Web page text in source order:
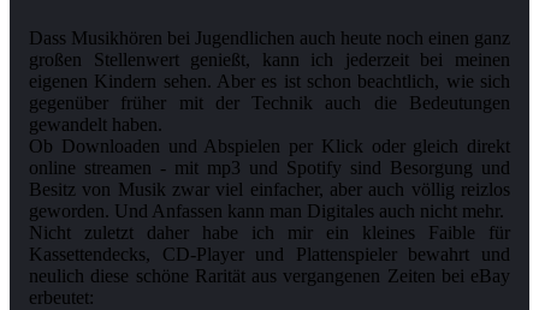
Dass Musikhören bei Jugendlichen auch heute noch einen ganz
großen Stellenwert genießt, kann ich jederzeit bei meinen
eigenen Kindern sehen. Aber es ist schon beachtlich, wie sich
gegenüber früher mit der Technik auch die Bedeutungen
gewandelt haben.
Ob Downloaden und Abspielen per Klick oder gleich direkt
online streamen - mit mp3 und Spotify sind Besorgung und
Besitz von Musik zwar viel einfacher, aber auch völlig reizlos
geworden. Und Anfassen kann man Digitales auch nicht mehr.
Nicht zuletzt daher habe ich mir ein kleines Faible für
Kassettendecks, CD-Player und Plattenspieler bewahrt und
neulich diese schöne Rarität aus vergangenen Zeiten bei eBay
erbeutet: